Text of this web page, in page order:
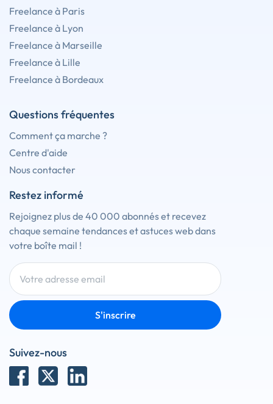
Freelance à Paris
Freelance à Lyon
Freelance à Marseille
Freelance à Lille
Freelance à Bordeaux
Questions fréquentes
Comment ça marche ?
Centre d'aide
Nous contacter
Restez informé
Rejoignez plus de 40 000 abonnés et recevez
chaque semaine tendances et astuces web dans
votre boîte mail !
S'inscrire
Suivez-nous